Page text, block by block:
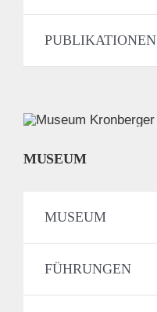
PUBLIKATIONEN
MUSEUM
MUSEUM
FÜHRUNGEN